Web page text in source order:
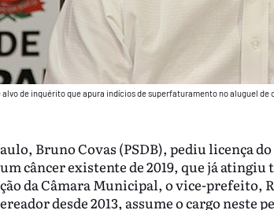
alvo de inquérito que apura indícios de superfaturamento no aluguel
Bruno Covas (PSDB), pediu licença
câncer existente de 2019, que já atingiu
da Câmara Municipal, o vice-prefeito,
desde 2013, assume o cargo neste